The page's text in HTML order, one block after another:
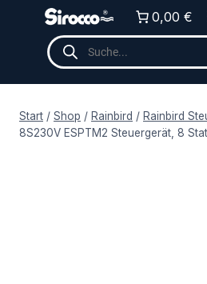
springen
0,00 €
Products
search
Start / Shop / Rainbird / Rainbird
8S230V ESPTM2 Steuergerät, 8